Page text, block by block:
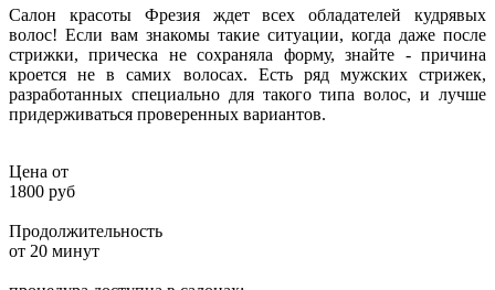
Салон красоты Фрезия ждет всех обладателей кудрявых
волос! Если вам знакомы такие ситуации, когда даже после
стрижки, прическа не сохраняла форму, знайте - причина
кроется не в самих волосах. Есть ряд мужских стрижек,
разработанных специально для такого типа волос, и лучше
придерживаться проверенных вариантов.
Цена от
1800 руб
Продолжительность
от 20 минут